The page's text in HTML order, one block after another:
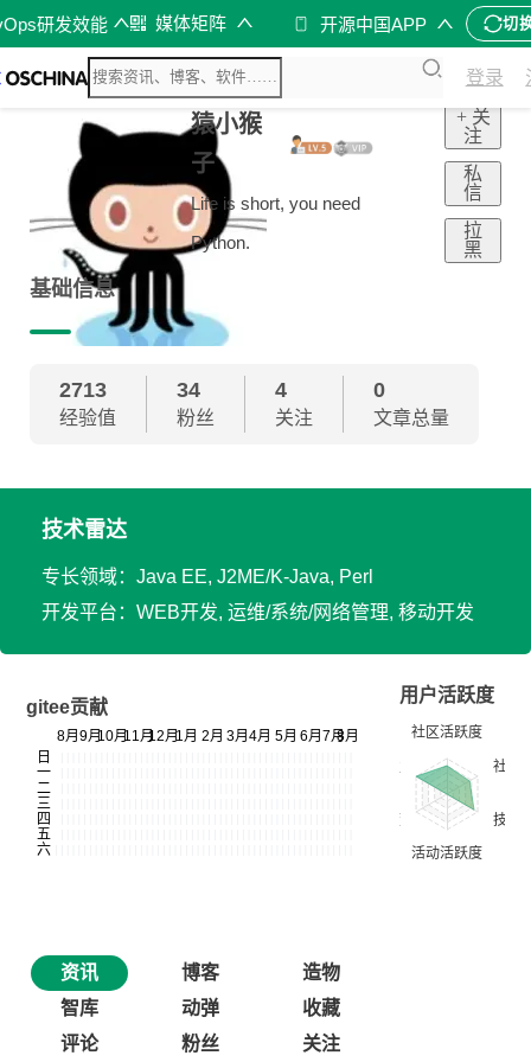
研发效能 媒体矩阵 开源中国APP 切
登录
猿小猴
子
Life is short, you need
Python.
+ 关
注
私
信
拉
黑
基础信息
2713
经验值
34
粉丝
4
关注
0
文章总量
技术雷达
专长领域：Java EE, J2ME/K-Java, Perl
开发平台：WEB开发, 运维/系统/网络管理, 移动开发
gitee贡献
用户活跃度
资讯 博客
造物
智库
动弹
收藏
评论
粉丝 关注